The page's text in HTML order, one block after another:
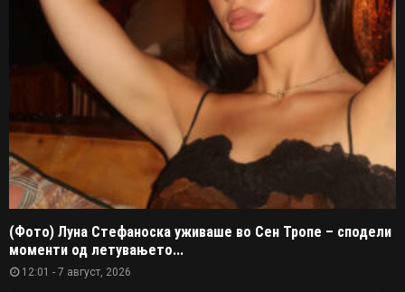
(Фото) Луна Стефаноска уживаше во Сен Тропе – сподели
моменти од летувањето...
12:01 - 7 август, 2026